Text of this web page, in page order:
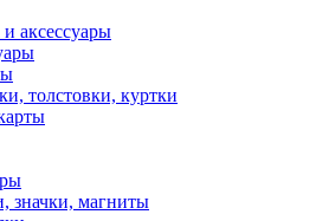
аксессуары
толстовки, куртки
значки, магниты